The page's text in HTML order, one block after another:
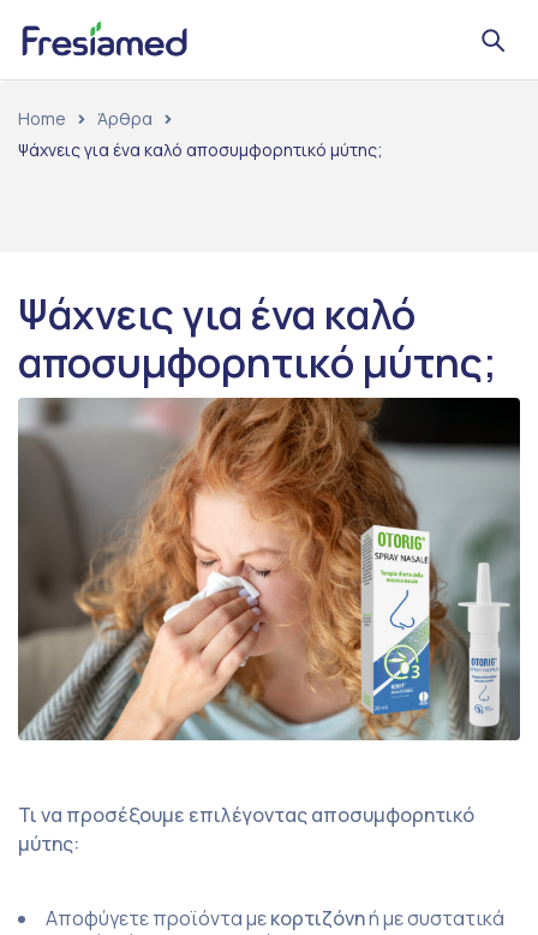
Home
Άρθρα
Ψάχνεις για ένα καλό αποσυμφορητικό μύτης;
Ψάχνεις για ένα καλό
αποσυμφορητικό μύτης;
Τι να προσέξουμε επιλέγοντας αποσυμφορητικό
μύτης:
Αποφύγετε προϊόντα μεκορτιζόνηή με συστατικά